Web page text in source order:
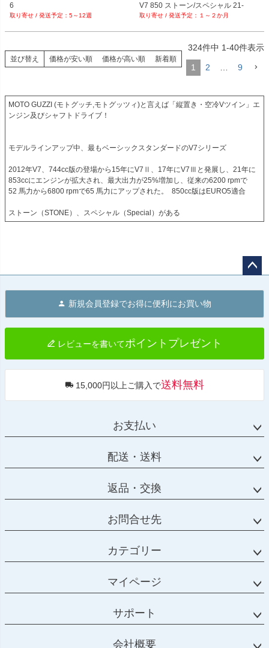
6
5～12週
V7 850 ストーン/スペシャル 21-
１～２か月
並び替え 価格が安い順 価格が高い順 新着順
324件中 1-40件表示
1 2 9
MOTO GUZZI (モトグッチ,モトグッツィ)と言えば「縦置き・空冷Vツイン」エ
ンジン及びシャフトドライブ！
モデルラインアップ中、最もベーシックスタンダードのV7シリーズ
2012年V7、744cc版の登場から15年にV7Ⅱ、17年にV7Ⅲと発展し、21年に
853ccにエンジンが拡大され、最大出力が25%増加し、従来の6200 rpmで
52 馬力から6800 rpmで65 馬力にアップされた。  850cc版はEURO5適合
ストーン（STONE）、スペシャル（Special）がある
へ
新規会員登録でお得に便利にお買い物
レビューを書いてポイントプレゼント
15,000円以上ご購入で送料無料
お支払い
配送・送料
返品・交換
お問合せ先
カテゴリー
マイページ
サポート
会社概要